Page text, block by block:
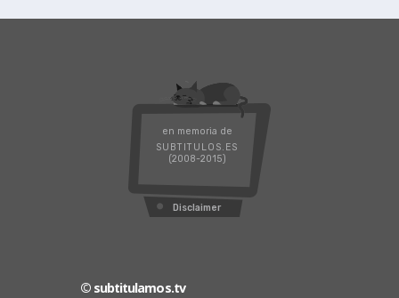
en memoria de
SUBTITULOS.ES
(2008-2015)
Disclaimer
© subtitulamos.tv